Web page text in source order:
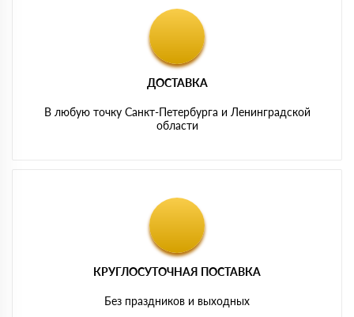
ДОСТАВКА
В любую точку Санкт-Петербурга и Ленинградской
области
КРУГЛОСУТОЧНАЯ ПОСТАВКА
Без праздников и выходных